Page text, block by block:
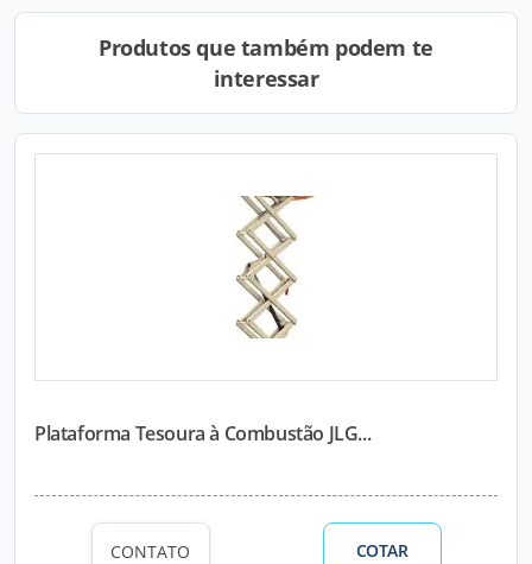
Produtos que também podem te
interessar
Plataforma Tesoura à Combustão JLG...
CONTATO COTAR